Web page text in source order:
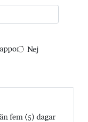
Nej
fem (5) dagar